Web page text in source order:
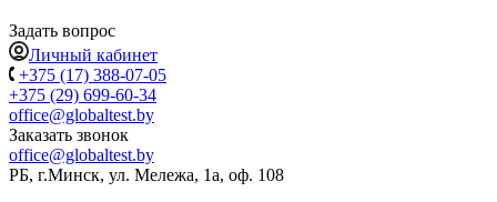
Задать вопрос
Личный кабинет
+375 (17) 388-07-05
+375 (29) 699-60-34
office@globaltest.by
Заказать звонок
office@globaltest.by
РБ, г.Минск, ул. Мележа, 1а, оф. 108